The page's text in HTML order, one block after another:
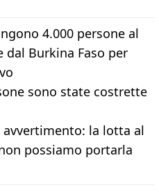
4.000 persone al
Burkina Faso per
sono state costrette
avvertimento: la lotta al
possiamo portarla